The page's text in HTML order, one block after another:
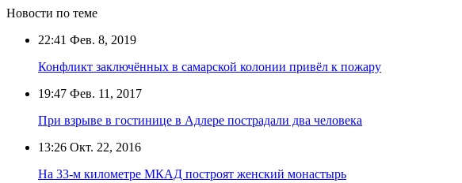
Новости по теме
22:41 Фев. 8, 2019
Конфликт заключённых в самарской колонии привёл к пожару
19:47 Фев. 11, 2017
При взрыве в гостинице в Адлере пострадали два человека
13:26 Окт. 22, 2016
На 33-м километре МКАД построят женский монастырь